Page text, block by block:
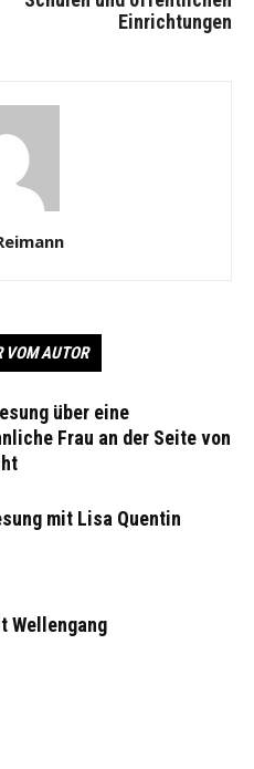
Einrichtungen
VOM AUTOR
über eine
Frau an der Seite von
mit Lisa Quentin
Wellengang